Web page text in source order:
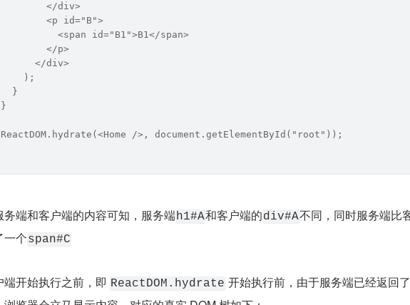
        </div>
        <p id="B">
          <span id="B1">B1</span>
        </p>
      </div>
    );
  }
}
ReactDOM.hydrate(<Home />, document.getElementById("root"));
务端和客户端的内容可知，服务端h1#A和客户端的div#A不同，同时服务端比
一个span#C
端开始执行之前，即 ReactDOM.hydrate 开始执行前，由于服务端已经返回